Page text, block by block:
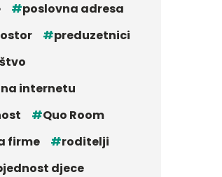
poslovna adresa
preduzetnici
internetu
Quo Room
firme
roditelji
djece